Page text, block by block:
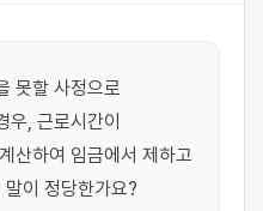
못할 사정으로
우, 근로시간이
산하여 임금에서 제하고
이 정당한가요?